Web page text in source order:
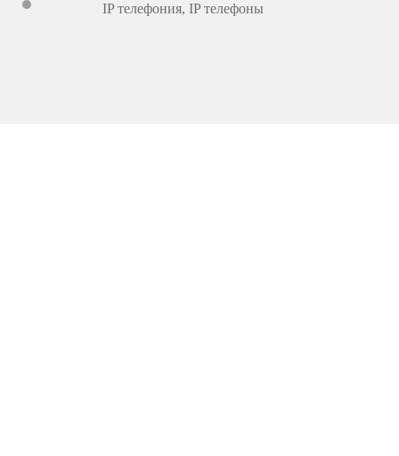
IP телефония, IP телефоны